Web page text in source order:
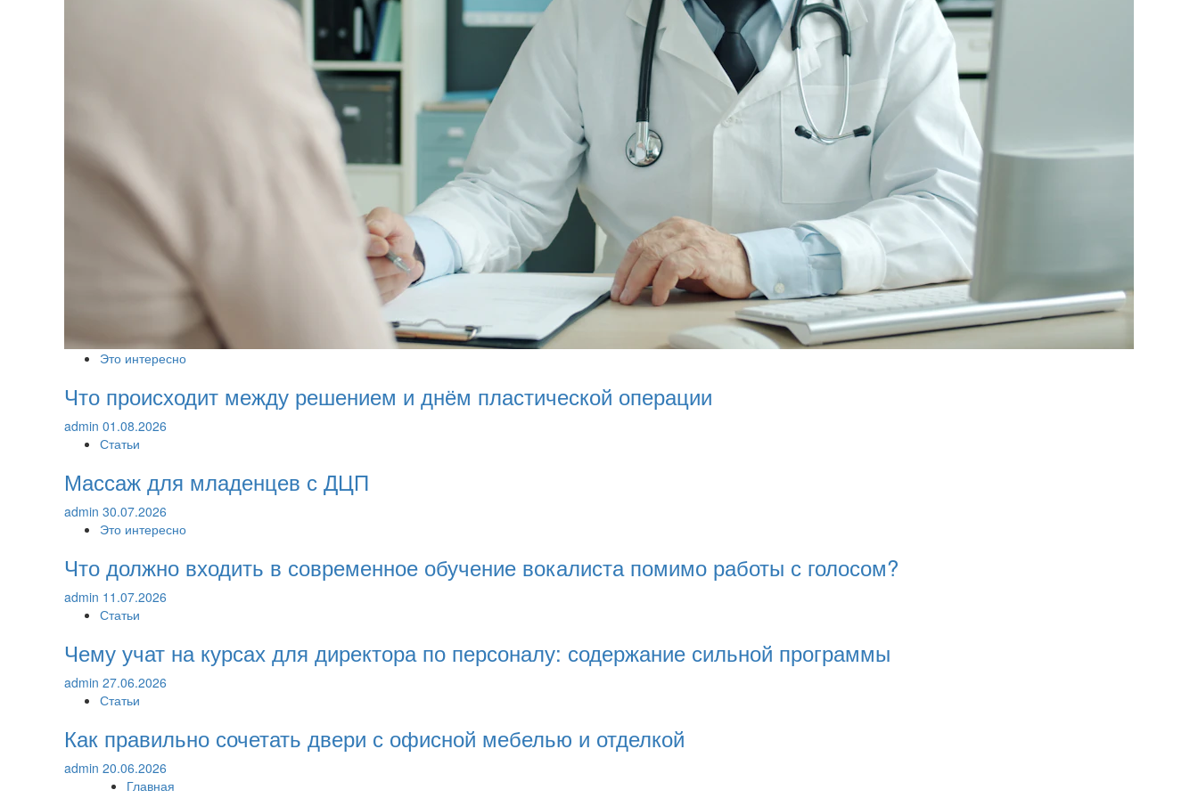
Это интересно
Что происходит между решением и днём пластической операции
admin 01.08.2026
Статьи
Массаж для младенцев с ДЦП
admin 30.07.2026
Это интересно
Что должно входить в современное обучение вокалиста помимо работы с голосом?
admin 11.07.2026
Статьи
Чему учат на курсах для директора по персоналу: содержание сильной программы
admin 27.06.2026
Статьи
Как правильно сочетать двери с офисной мебелью и отделкой
admin 20.06.2026
Главная